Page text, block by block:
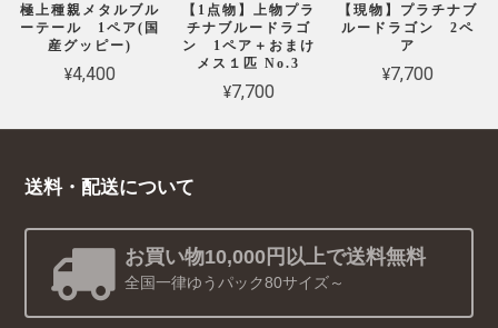
極上種親メタルブル
ーテール 1ペア(国
産グッピー)
¥4,400
【1点物】上物プラ
チナブルードラゴ
ン 1ペア＋おまけ
メス１匹 No.3
¥7,700
【現物】プラチナブ
ルードラゴン 2ペ
ア
¥7,700
送料・配送について
お買い物10,000円以上で送料無料
全国一律ゆうパック80サイズ～